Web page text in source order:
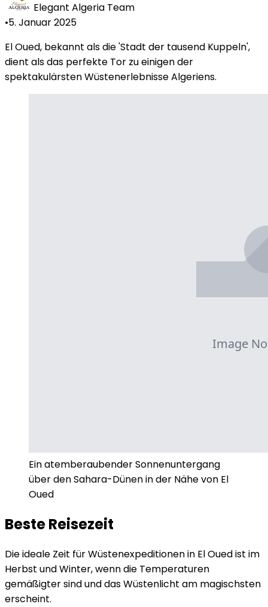
Elegant Algeria Team
•5. Januar 2025
El Oued, bekannt als die 'Stadt der tausend Kuppeln',
dient als das perfekte Tor zu einigen der
spektakulärsten Wüstenerlebnisse Algeriens.
Ein atemberaubender Sonnenuntergang
über den Sahara-Dünen in der Nähe von El
Oued
Beste Reisezeit
Die ideale Zeit für Wüstenexpeditionen in El Oued ist im
Herbst und Winter, wenn die Temperaturen
gemäßigter sind und das Wüstenlicht am magischsten
erscheint.